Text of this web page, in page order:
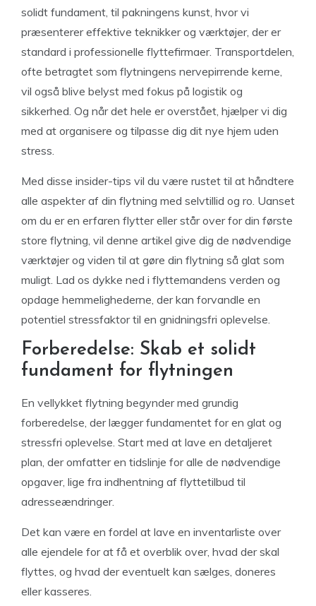
solidt fundament, til pakningens kunst, hvor vi
præsenterer effektive teknikker og værktøjer, der er
standard i professionelle flyttefirmaer. Transportdelen,
ofte betragtet som flytningens nervepirrende kerne,
vil også blive belyst med fokus på logistik og
sikkerhed. Og når det hele er overstået, hjælper vi dig
med at organisere og tilpasse dig dit nye hjem uden
stress.
Med disse insider-tips vil du være rustet til at håndtere
alle aspekter af din flytning med selvtillid og ro. Uanset
om du er en erfaren flytter eller står over for din første
store flytning, vil denne artikel give dig de nødvendige
værktøjer og viden til at gøre din flytning så glat som
muligt. Lad os dykke ned i flyttemandens verden og
opdage hemmelighederne, der kan forvandle en
potentiel stressfaktor til en gnidningsfri oplevelse.
Forberedelse: Skab et solidt
fundament for flytningen
En vellykket flytning begynder med grundig
forberedelse, der lægger fundamentet for en glat og
stressfri oplevelse. Start med at lave en detaljeret
plan, der omfatter en tidslinje for alle de nødvendige
opgaver, lige fra indhentning af flyttetilbud til
adresseændringer.
Det kan være en fordel at lave en inventarliste over
alle ejendele for at få et overblik over, hvad der skal
flyttes, og hvad der eventuelt kan sælges, doneres
eller kasseres.